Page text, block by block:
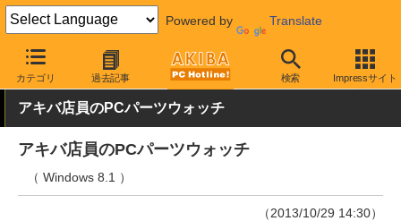
Powered by Translate
カテゴリ 過去記事 検索 Impressサイト
AKIBA PC Hotline! PC本体・ソフト Windows 8.1
アキバ店員のPCパーツウォッチ
アキバ店員のPCパーツウォッチ
（ Windows 8.1 ）
（2013/10/29 14:30）